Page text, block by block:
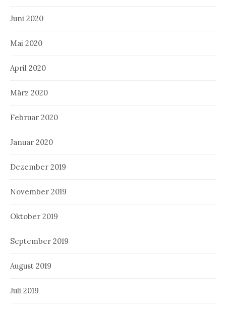
Juni 2020
Mai 2020
April 2020
März 2020
Februar 2020
Januar 2020
Dezember 2019
November 2019
Oktober 2019
September 2019
August 2019
Juli 2019